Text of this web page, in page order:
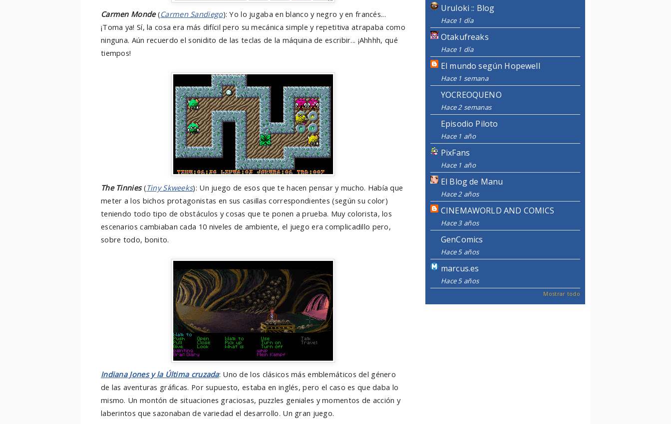
Carmen Monde(Carmen Sandiego): Yo lo jugaba en blanco y negro y en francés...
¡Toma ya! Sí, la cosa era más difícil pero su mecánica simple y repetitiva atrapaba como
ninguna. Aún recuerdo el sonidito de las teclas de la máquina de escribir... ¡Ahhhh, qué
tiempos!
The Tinnies(Tiny Skweeks): Un juego de esos que te hacen pensar y mucho. Había que
meter a los bichos protagonistas en sus casillas correspondientes (según su color)
teniendo todo tipo de obstáculos y cosas que te ponen a prueba. Muy colorista, los
escenarios cambiaban cada 10 niveles de ambiente, el juego era complicadillo pero,
sobre todo, bonito.
Indiana Jones y la Última cruzada: Uno de los clásicos más emblemáticos del género
de las aventuras gráficas. Por supuesto, estaba en inglés, pero el caso es que daba lo
mismo. Un montón de situaciones graciosas, puzzles geniales y momentos de acción y
laberintos que sazonaban de variedad el desarrollo. Un gran juego.
Uruloki :: Blog
Hace 1 día
Otakufreaks
Hace 1 día
El mundo según Hopewell
Hace 1 semana
YOCREOQUENO
Hace 2 semanas
Episodio Piloto
Hace 1 año
PixFans
Hace 1 año
El Blog de Manu
Hace 2 años
CINEMAWORLD AND COMICS
Hace 3 años
GenComics
Hace 5 años
marcus.es
Hace 5 años
Mostrar todo